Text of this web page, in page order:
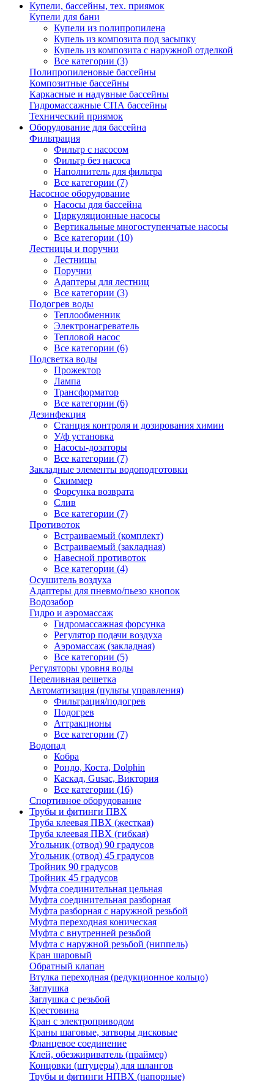
Купели, бассейны, тех. приямок
Купели для бани
Купели из полипропилена
Купель из композита под засыпку
Купель из композита с наружной отделкой
Все категории (3)
Полипропиленовые бассейны
Композитные бассейны
Каркасные и надувные бассейны
Гидромассажные СПА бассейны
Технический приямок
Оборудование для бассейна
Фильтрация
Фильтр с насосом
Фильтр без насоса
Наполнитель для фильтра
Все категории (7)
Насосное оборудование
Насосы для бассейна
Циркуляционные насосы
Вертикальные многоступенчатые насосы
Все категории (10)
Лестницы и поручни
Лестницы
Поручни
Адаптеры для лестниц
Все категории (3)
Подогрев воды
Теплообменник
Электронагреватель
Тепловой насос
Все категории (6)
Подсветка воды
Прожектор
Лампа
Трансформатор
Все категории (6)
Дезинфекция
Станция контроля и дозирования химии
У/ф установка
Насосы-дозаторы
Все категории (7)
Закладные элементы водоподготовки
Скиммер
Форсунка возврата
Слив
Все категории (7)
Противоток
Встраиваемый (комплект)
Встраиваемый (закладная)
Навесной противоток
Все категории (4)
Осушитель воздуха
Адаптеры для пневмо/пьезо кнопок
Водозабор
Гидро и аэромассаж
Гидромассажная форсунка
Регулятор подачи воздуха
Аэромассаж (закладная)
Все категории (5)
Регуляторы уровня воды
Переливная решетка
Автоматизация (пульты управления)
Фильтрация/подогрев
Подогрев
Аттракционы
Все категории (7)
Водопад
Кобра
Рондо, Коста, Dolphin
Каскад, Gusac, Виктория
Все категории (16)
Спортивное оборудование
Трубы и фитинги ПВХ
Труба клеевая ПВХ (жесткая)
Труба клеевая ПВХ (гибкая)
Угольник (отвод) 90 градусов
Угольник (отвод) 45 градусов
Тройник 90 градусов
Тройник 45 градусов
Муфта соединительная цельная
Муфта соединительная разборная
Муфта разборная с наружной резьбой
Муфта переходная коническая
Муфта с внутренней резьбой
Муфта с наружной резьбой (ниппель)
Кран шаровый
Обратный клапан
Втулка переходная (редукционное кольцо)
Заглушка
Заглушка с резьбой
Крестовина
Кран с электроприводом
Краны шаговые, затворы дисковые
Фланцевое соединение
Клей, обезжириватель (праймер)
Концовки (штуцеры) для шлангов
Трубы и фитинги НПВХ (напорные)